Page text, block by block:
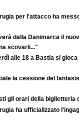
per l'attacco ha
dalla Danimarca il
scovarli..."
alle 18 a Bastia si
la cessione del
gli orari della biglietteria
ha ufficializzato